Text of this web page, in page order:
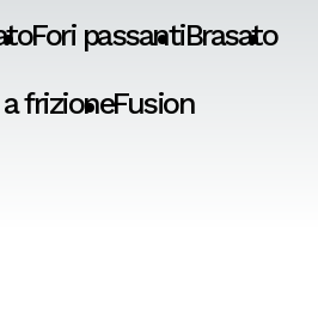
Fori passantiBrasato
frizioneFusion